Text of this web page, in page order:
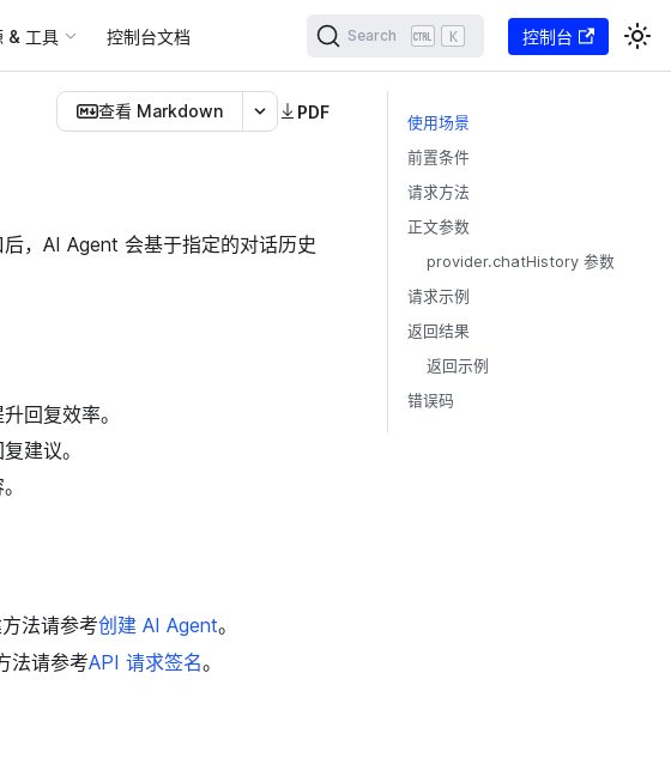
& 工具 控制台文档 Search K 控制台
查看 Markdown PDF
，AI Agent 会基于指定的对话历史
回复效率。
建议。
法请参考创建 AI Agent。
法请参考API 请求签名。
使用场景
前置条件
请求方法
正文参数
provider.chatHistory 参数
请求示例
返回结果
返回示例
错误码